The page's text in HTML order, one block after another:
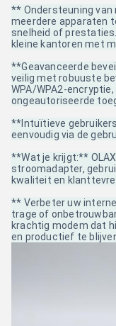
** Ondersteuning van
meerdere apparaten
snelheid of
kleine kantoren met
**Geavanceerde
veilig met robuuste
WPA/WPA2-
ongeautoriseerde
**Intuïtieve
eenvoudig via de
**Wat je krijgt:**
stroomadapter,
kwaliteit en
** Verbeter uw
trage of
krachtig modem dat
en productief te